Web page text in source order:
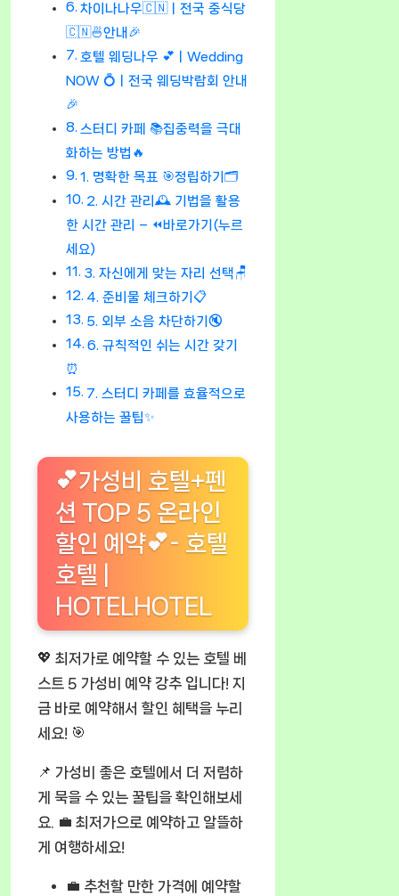
차이나나우🇨🇳ㅣ전국 중식당
🇨🇳🍜안내🎉
호텔 웨딩나우 💕ㅣWedding
NOW 💍ㅣ전국 웨딩박람회 안내
🎉
스터디 카페 📚집중력을 극대
화하는 방법🔥
1. 명확한 목표 🎯정립하기🗂
2. 시간 관리🕰 기법을 활용
한 시간 관리 – ⏪바로가기(누르
세요)
3. 자신에게 맞는 자리 선택🪑
4. 준비물 체크하기📋
5. 외부 소음 차단하기🔇
6. 규칙적인 쉬는 시간 갖기
⏰
7. 스터디 카페를 효율적으로
사용하는 꿀팁✨
💕가성비 호텔+펜
션 TOP 5 온라인
할인 예약💕- 호텔
호텔 |
HOTELHOTEL
💖 최저가로 예약할 수 있는 호텔 베
스트 5 가성비 예약 강추 입니다! 지
금 바로 예약해서 할인 혜택을 누리
세요! 🎯
📌 가성비 좋은 호텔에서 더 저렴하
게 묵을 수 있는 꿀팁을 확인해보세
요. 💼 최저가으로 예약하고 알뜰하
게 여행하세요!
💼 추천할 만한 가격에 예약할